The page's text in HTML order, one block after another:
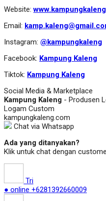
Website:
Email:
Instagram: @kampungkaleng
Facebook: Kampung Kaleng
Tiktok: Kampung Kaleng
Social Media & Marketplace
Kampung Kaleng - Produsen
Logam Custom
kampungkaleng.com
Chat via Whatsapp
Ada yang ditanyakan?
Klik untuk chat dengan
Tri
● online +6281392660009